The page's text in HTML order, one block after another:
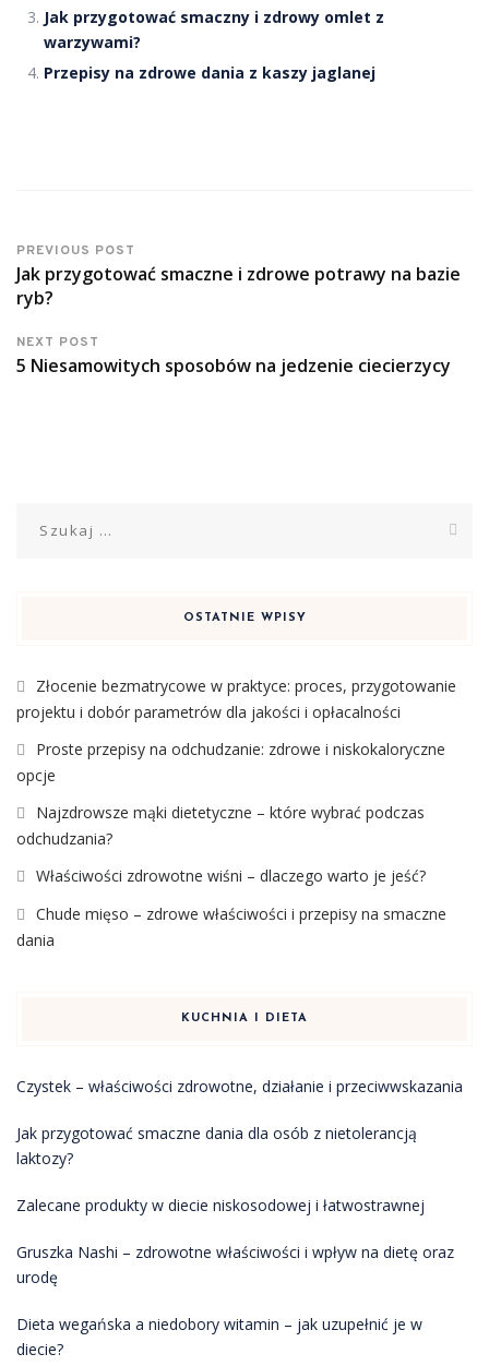
Jak przygotować smaczny i zdrowy omlet z
warzywami?
Przepisy na zdrowe dania z kaszy jaglanej
PREVIOUS POST
Jak przygotować smaczne i zdrowe potrawy na bazie
ryb?
NEXT POST
5 Niesamowitych sposobów na jedzenie ciecierzycy
OSTATNIE WPISY
Złocenie bezmatrycowe w praktyce: proces, przygotowanie
projektu i dobór parametrów dla jakości i opłacalności
Proste przepisy na odchudzanie: zdrowe i niskokaloryczne
opcje
Najzdrowsze mąki dietetyczne – które wybrać podczas
odchudzania?
Właściwości zdrowotne wiśni – dlaczego warto je jeść?
Chude mięso – zdrowe właściwości i przepisy na smaczne
dania
KUCHNIA I DIETA
Czystek – właściwości zdrowotne, działanie i przeciwwskazania
Jak przygotować smaczne dania dla osób z nietolerancją
laktozy?
Zalecane produkty w diecie niskosodowej i łatwostrawnej
Gruszka Nashi – zdrowotne właściwości i wpływ na dietę oraz
urodę
Dieta wegańska a niedobory witamin – jak uzupełnić je w
diecie?